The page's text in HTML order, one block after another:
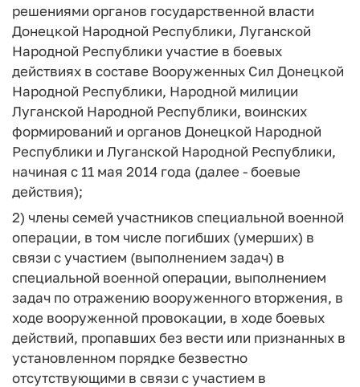
решениями органов государственной власти
Донецкой Народной Республики, Луганской
Народной Республики участие в боевых
действиях в составе Вооруженных Сил Донецкой
Народной Республики, Народной милиции
Луганской Народной Республики, воинских
формирований и органов Донецкой Народной
Республики и Луганской Народной Республики,
начиная с 11 мая 2014 года (далее - боевые
действия);
2) члены семей участников специальной военной
операции, в том числе погибших (умерших) в
связи с участием (выполнением задач) в
специальной военной операции, выполнением
задач по отражению вооруженного вторжения, в
ходе вооруженной провокации, в ходе боевых
действий, пропавших без вести или признанных в
установленном порядке безвестно
отсутствующими в связи с участием в